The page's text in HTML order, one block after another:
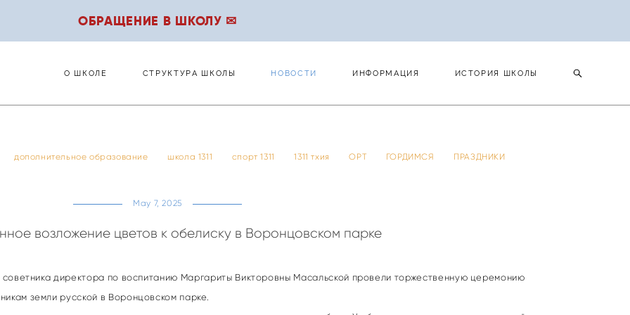
ОБРАЩЕНИЕ В ШКОЛУ ✉
О ШКОЛЕ СТРУКТУРА ШКОЛЫ НОВОСТИ ИНФОРМАЦИЯ ИСТОРИЯ ШКОЛЫ
дополнительное образование школа 1311 спорт 1311 1311 тхия ОРТ ГОРДИМСЯ ПРАЗДНИКИ
May 7, 2025
возложение цветов к обелиску в Воронцовском парке
советника директора по воспитанию Маргариты Викторовны Масальской провели торжественную церемонию
земли русской в Воронцовском парке.